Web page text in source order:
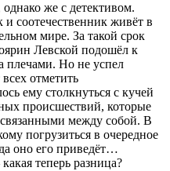
же с детективом.
соотечественник живёт в
мире. За такой срок
Левской подошёл к
плечами. Но не успел
отметить
ему столкнуться с кучей
происшествий, которые
между собой. В
погрузиться в очередное
оно его приведёт…
теперь разница?